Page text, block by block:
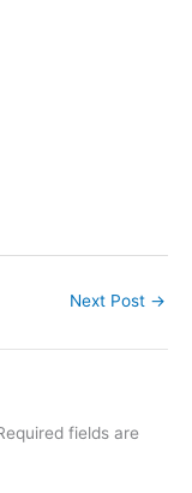
Next Post →
fields are